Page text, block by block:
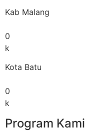
Kab Malang
0
k
Kota Batu
0
k
Program Kami